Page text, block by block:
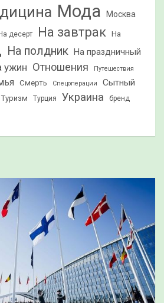
Мода Москва
На десерт На завтрак На
На полдник На праздничный
ужин Отношения Путешествия
Смерть Спецоперации
Сытный
Туризм Турция Украина бренд